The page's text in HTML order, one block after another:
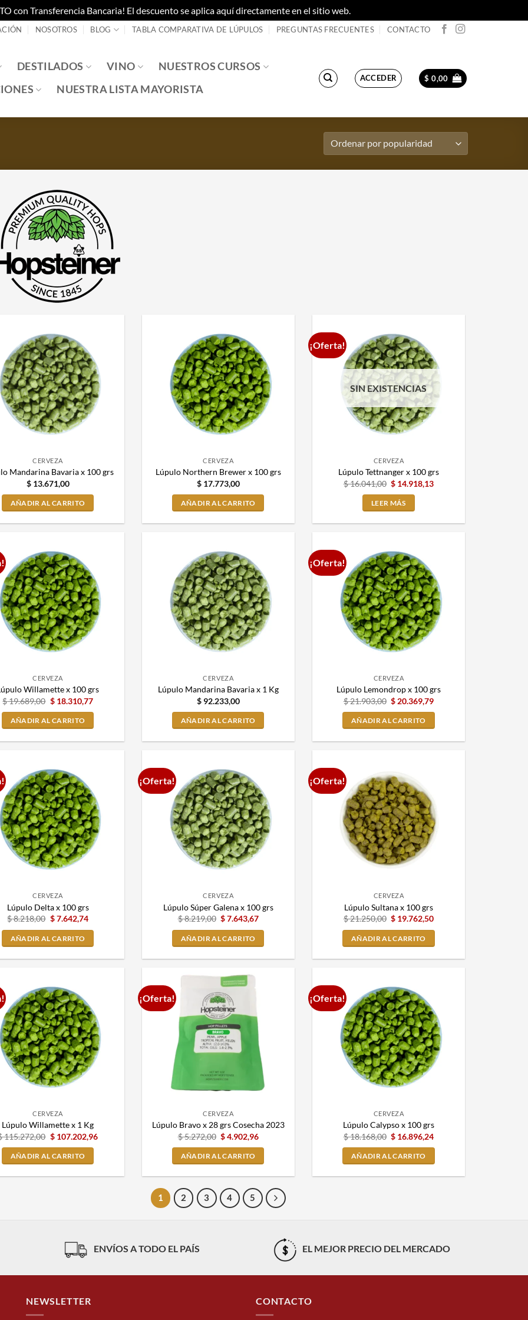
con Transferencia Bancaria! El descuento se aplica aquí directamente en el sitio web.
NOSOTROS BLOG TABLA COMPARATIVA DE LÚPULOS PREGUNTAS FRECUENTES CONTACTO
DESTILADOS VINO
NUESTROS CURSOS
NUESTRA LISTA MAYORISTA
ACCEDER $ 0,00
CERVEZA
Mandarina Bavaria x 100 grs
$13.671,00
AÑADIR AL CARRITO
CERVEZA
Lúpulo Northern Brewer x 100 grs
$17.773,00
AÑADIR AL CARRITO
¡Oferta!
SIN EXISTENCIAS
CERVEZA
Lúpulo Tettnanger x 100 grs
$16.041,00 $ 14.918,13
LEER MÁS
CERVEZA
Willamette x 100 grs
$19.689,00 $18.310,77
AÑADIR AL CARRITO
CERVEZA
Lúpulo Mandarina Bavaria x 1 Kg
$92.233,00
AÑADIR AL CARRITO
¡Oferta!
CERVEZA
Lúpulo Lemondrop x 100 grs
$21.903,00 $ 20.369,79
AÑADIR AL CARRITO
CERVEZA
Lúpulo Delta x 100 grs
$8.218,00 $7.642,74
AÑADIR AL CARRITO
¡Oferta!
CERVEZA
Lúpulo Súper Galena x 100 grs
$8.219,00 $7.643,67
AÑADIR AL CARRITO
¡Oferta!
CERVEZA
Lúpulo Sultana x 100 grs
$21.250,00 $ 19.762,50
AÑADIR AL CARRITO
CERVEZA
Lúpulo Willamette x 1 Kg
115.272,00 $107.202,96
AÑADIR AL CARRITO
¡Oferta!
CERVEZA
Lúpulo Bravo x 28 grs Cosecha 2023
$5.272,00 $4.902,96
AÑADIR AL CARRITO
¡Oferta!
CERVEZA
Lúpulo Calypso x 100 grs
$18.168,00 $ 16.896,24
AÑADIR AL CARRITO
1 2 3 4 5
ENVÍOS A TODO EL PAÍS EL MEJOR PRECIO DEL MERCADO
NEWSLETTER CONTACTO